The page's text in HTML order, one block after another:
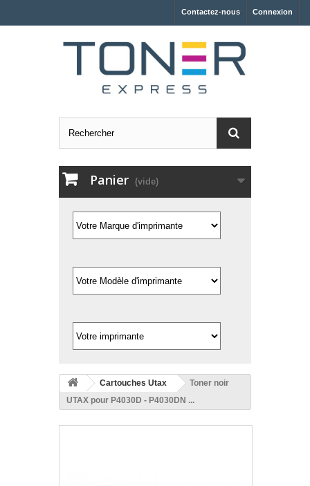
Connexion
Contactez-nous
Panier (vide)
Cartouches Utax
Toner noir
UTAX pour P4030D - P4030DN ...